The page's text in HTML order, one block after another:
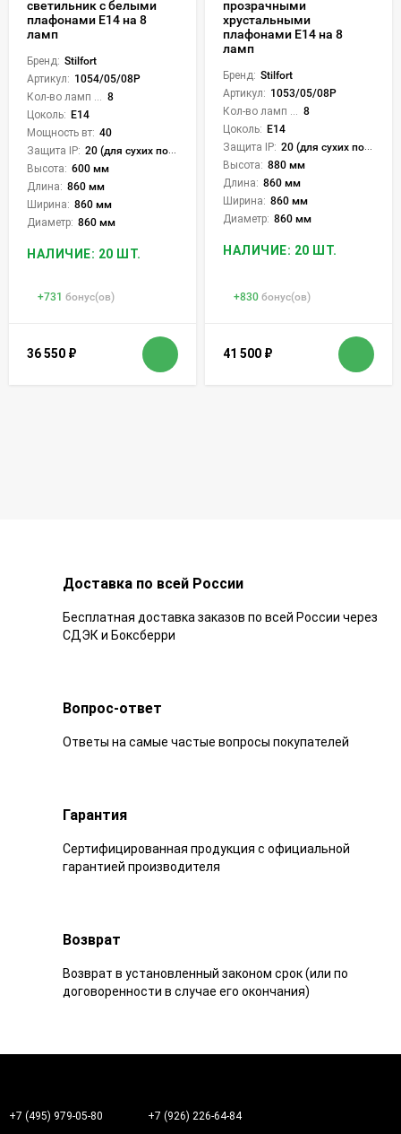
светильник с белыми
плафонами E14 на 8
ламп
Бренд: Stilfort
Артикул: 1054/05/08P
Кол-во ламп или LED: 8
Цоколь: E14
Мощность вт: 40
Защита IP: 20 (для сухих пом.)
Высота: 600 мм
Длина: 860 мм
Ширина: 860 мм
Диаметр: 860 мм
НАЛИЧИЕ: 20 ШТ.
+731 бонус(ов)
36 550 ₽
прозрачными
хрустальными
плафонами E14 на 8
ламп
Бренд: Stilfort
Артикул: 1053/05/08P
8
Цоколь: E14
Защита IP: 20 (для сухих пом.)
Высота: 880 мм
Длина: 860 мм
Ширина: 860 мм
Диаметр: 860 мм
НАЛИЧИЕ: 20 ШТ.
+830 бонус(ов)
41 500 ₽
Доставка по всей России
Бесплатная доставка заказов по всей России через
СДЭК и Боксберри
Вопрос-ответ
Ответы на самые частые вопросы покупателей
Гарантия
Сертифицированная продукция с официальной
гарантией производителя
Возврат
Возврат в установленный законом срок (или по
договоренности в случае его окончания)
+7 (495) 979-05-80 +7 (926) 226-64-84